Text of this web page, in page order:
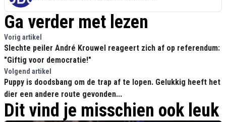
Ga verder met lezen
Vorig artikel
Slechte peiler André Krouwel reageert zich af op referendum:
"Giftig voor democratie!"
Volgend artikel
Puppy is doodsbang om de trap af te lopen. Gelukkig heeft het
dier een andere route gevonden...
Dit vind je misschien ook leuk